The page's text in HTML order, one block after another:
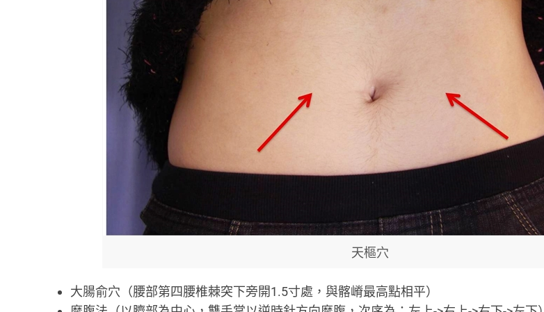
天樞穴
大腸俞穴（腰部第四腰椎棘突下旁開1.5寸處，與髂嵴最高點相平）